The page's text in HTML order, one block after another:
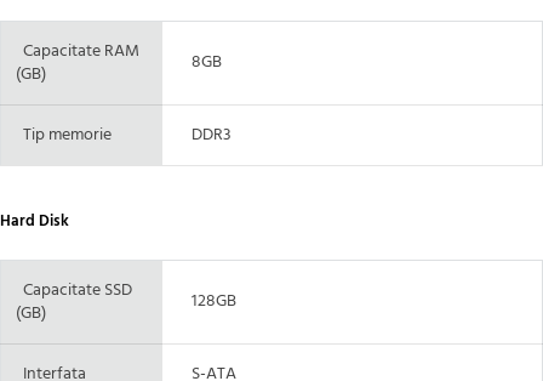
Capacitate RAM
(GB)
8GB
Tip memorie DDR3
Hard Disk
Capacitate SSD
(GB)
128GB
Interfata S-ATA